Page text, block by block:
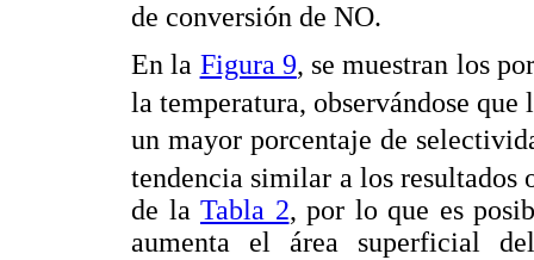
de conversión de NO.
En la Figura 9, se muestran los
la temperatura, observándose
un mayor porcentaje de
tendencia similar a los resultados
de la Tabla 2, por lo que es
aumenta el área superficial